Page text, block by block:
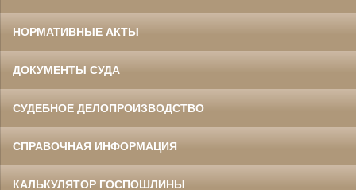
НОРМАТИВНЫЕ АКТЫ
ДОКУМЕНТЫ СУДА
СУДЕБНОЕ ДЕЛОПРОИЗВОДСТВО
СПРАВОЧНАЯ ИНФОРМАЦИЯ
КАЛЬКУЛЯТОР ГОСПОШЛИНЫ